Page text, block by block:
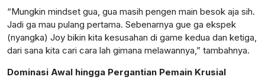
“Mungkin mindset gua, gua masih pengen main besok aja sih.
Jadi ga mau pulang pertama. Sebenarnya gue ga ekspek
(nyangka) Joy bikin kita kesusahan di game kedua dan ketiga,
dari sana kita cari cara lah gimana melawannya,” tambahnya.
Dominasi Awal hingga Pergantian Pemain Krusial